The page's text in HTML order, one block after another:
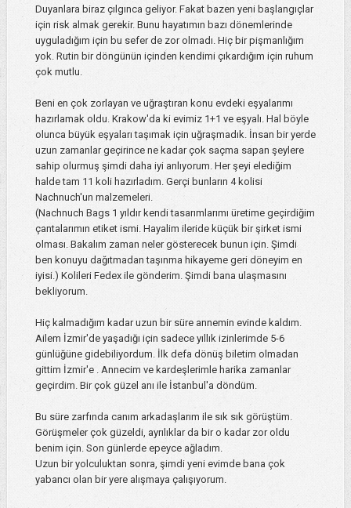
Duyanlara biraz çılgınca geliyor. Fakat bazen yeni başlangıçlar
için risk almak gerekir. Bunu hayatımın bazı dönemlerinde
uyguladığım için bu sefer de zor olmadı. Hiç bir pişmanlığım
yok. Rutin bir döngünün içinden kendimi çıkardığım için ruhum
çok mutlu.
Beni en çok zorlayan ve uğraştıran konu evdeki eşyalarımı
hazırlamak oldu. Krakow'da ki evimiz 1+1 ve eşyalı. Hal böyle
olunca büyük eşyaları taşımak için uğraşmadık. İnsan bir yerde
uzun zamanlar geçirince ne kadar çok saçma sapan şeylere
sahip olurmuş şimdi daha iyi anlıyorum. Her şeyi elediğim
halde tam 11 koli hazırladım. Gerçi bunların 4 kolisi
Nachnuch'un malzemeleri.
(Nachnuch Bags 1 yıldır kendi tasarımlarımı üretime geçirdiğim
çantalarımın etiket ismi. Hayalim ileride küçük bir şirket ismi
olması. Bakalım zaman neler gösterecek bunun için. Şimdi
ben konuyu dağıtmadan taşınma hikayeme geri döneyim en
iyisi.) Kolileri Fedex ile gönderim. Şimdi bana ulaşmasını
bekliyorum.
Hiç kalmadığım kadar uzun bir süre annemin evinde kaldım.
Ailem İzmir'de yaşadığı için sadece yıllık izinlerimde 5-6
günlüğüne gidebiliyordum. İlk defa dönüş biletim olmadan
gittim İzmir'e . Annecim ve kardeşlerimle harika zamanlar
geçirdim. Bir çok güzel anı ile İstanbul'a döndüm.
Bu süre zarfında canım arkadaşlarım ile sık sık görüştüm.
Görüşmeler çok güzeldi, ayrılıklar da bir o kadar zor oldu
benim için. Son günlerde epeyce ağladım.
Uzun bir yolculuktan sonra, şimdi yeni evimde bana çok
yabancı olan bir yere alışmaya çalışıyorum.